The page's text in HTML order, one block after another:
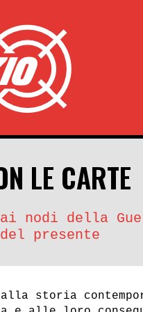
LE CARTE
nodi della
presente
storia